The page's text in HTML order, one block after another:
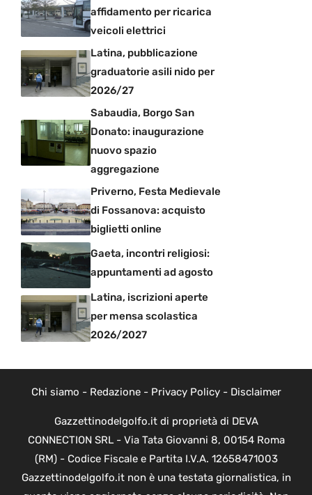
affidamento per ricarica
veicoli elettrici
Latina, pubblicazione
graduatorie asili nido per
2026/27
Sabaudia, Borgo San
Donato: inaugurazione
nuovo spazio
aggregazione
Priverno, Festa Medievale
di Fossanova: acquisto
biglietti online
Gaeta, incontri religiosi:
appuntamenti ad agosto
Latina, iscrizioni aperte
per mensa scolastica
2026/2027
Chi siamo - Redazione- Privacy Policy- Disclaimer
Gazzettinodelgolfo.it di proprietà di DEVA
CONNECTION SRL - Via Tata Giovanni 8, 00154 Roma
(RM) - Codice Fiscale e Partita I.V.A. 12658471003
Gazzettinodelgolfo.it non è una testata giornalistica, in